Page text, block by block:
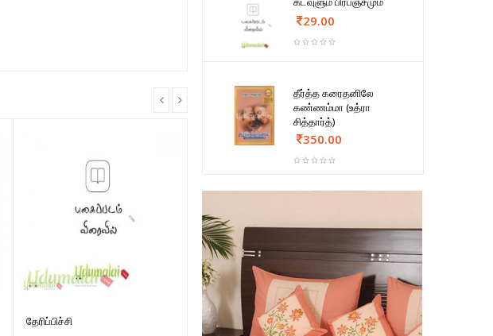
தேரிப்பிச்சி
29.00
தீர்த்த கரைதனிலே
கண்ணம்மா (உத்ரா
சித்தார்த்)
350.00